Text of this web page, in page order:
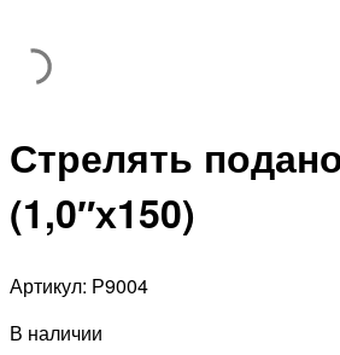
Стрелять
(1,0″х150)
Артикул: Р9004
В наличии